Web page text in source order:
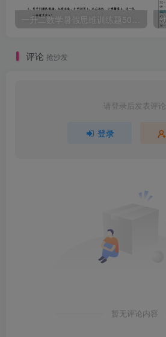
一升二数学暑假思维训练题50道-一上数学
评论 抢沙发
请登录后发表评论
登录
暂无评论内容